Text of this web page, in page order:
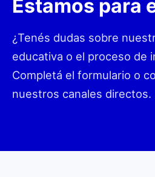
Estamos para
¿Tenés dudas sobre
educativa o el proceso de
Completá el formulario o
nuestros canales directos.